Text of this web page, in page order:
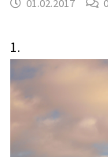
01.02.2017 0
1.